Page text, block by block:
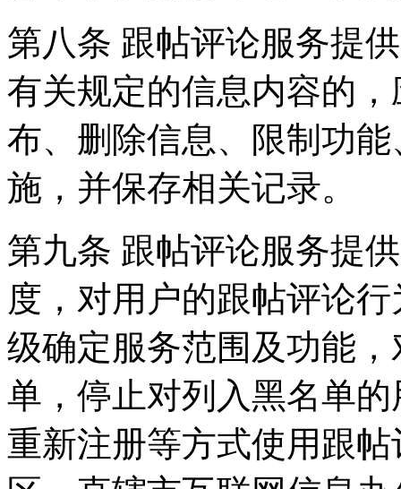
第八条 跟帖评论服务提
有关规定的信息内容的
布、删除信息、限制功
施，并保存相关记录。
第九条 跟帖评论服务提
度，对用户的跟帖评论
级确定服务范围及功能
单，停止对列入黑名单
重新注册等方式使用跟